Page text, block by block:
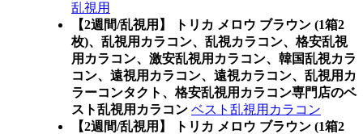
乱視用
【2週間/乱視用】 トリカ メロウ ブラウン (1箱2
枚)、乱視用カラコン、乱視カラコン、格安乱視
用カラコン、激安乱視用カラコン、韓国乱視カラ
コン、遠視用カラコン、遠視カラコン、乱視用カ
ラーコンタクト、格安乱視用カラコン専門店のベ
スト乱視用カラコン ベスト乱視用カラコン
【2週間/乱視用】 トリカ メロウ ブラウン (1箱2